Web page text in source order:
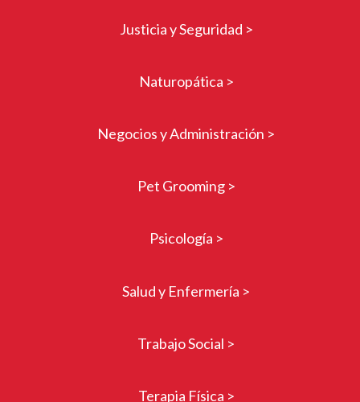
Justicia y Seguridad >
Naturopática >
Negocios y Administración >
Pet Grooming >
Psicología >
Salud y Enfermería >
Trabajo Social >
Terapia Física >